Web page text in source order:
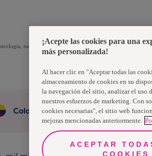
nada
Colombia
¡Acepte las cookies para una
más personalizada!
Al hacer clic en "Aceptar todas las
almacenamiento de cookies en su
la navegación del sitio, analizar el uso
nuestros esfuerzos de marketing. Con
cookies necesarias", el sitio web
mejoras mencionadas anteriormente.
ACEPTAR
COOKIES